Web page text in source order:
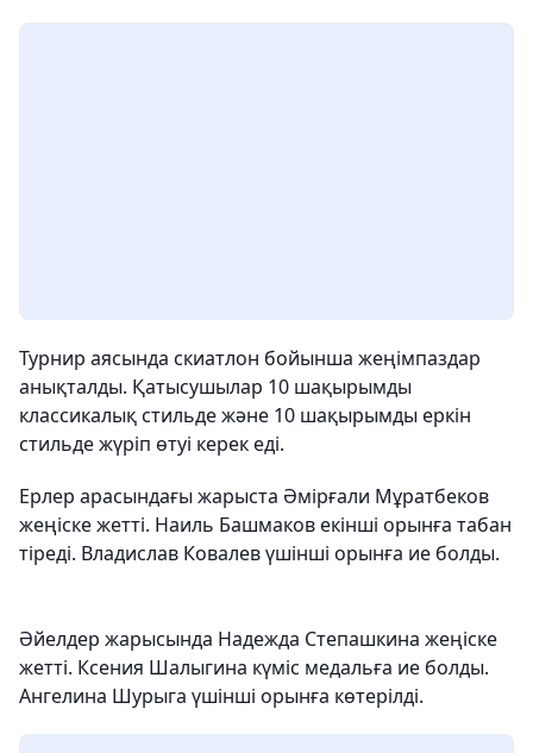
Турнир аясында скиатлон бойынша жеңімпаздар
анықталды. Қатысушылар 10 шақырымды
классикалық стильде және 10 шақырымды еркін
стильде жүріп өтуі керек еді.
Ерлер арасындағы жарыста Әмірғали Мұратбеков
жеңіске жетті. Наиль Башмаков екінші орынға табан
тіреді. Владислав Ковалев үшінші орынға ие болды.
Әйелдер жарысында Надежда Степашкина жеңіске
жетті. Ксения Шалыгина күміс медальға ие болды.
Ангелина Шурыга үшінші орынға көтерілді.